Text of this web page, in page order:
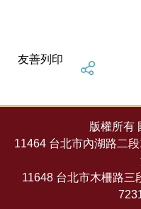
友善列印
版權所有
11464 台北市內湖路二
11648 台北市木柵路三